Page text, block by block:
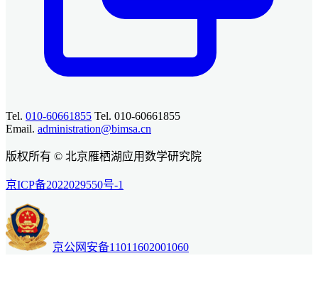
Tel. 010-60661855 Tel. 010-60661855
Email. administration@bimsa.cn
版权所有 © 北京雁栖湖应用数学研究院
京ICP备2022029550号-1
京公网安备11011602001060